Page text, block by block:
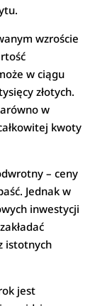
wzroście
w ciągu
złotych.
w
kwoty
– ceny
Jednak w
inwestycji
istotnych
jest